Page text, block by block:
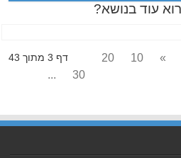
עוד בנושא?
דף 3 מתוך 43 »
10
20
30
...